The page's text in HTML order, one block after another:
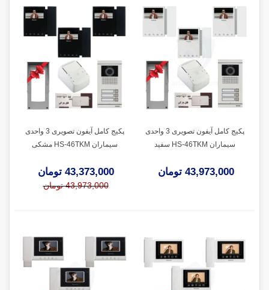
پکیج کامل آیفون تصویری 3 واحدی
سیماران HS-46TKM سفید
43,973,000 تومان
پکیج کامل آیفون تصویری 3 واحدی
سیماران HS-46TKM مشکی
43,373,000 تومان
43,973,000 تومان